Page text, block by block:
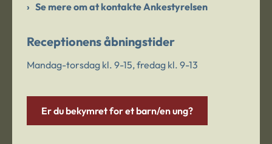
Se mere om at kontakte Ankestyrelsen
Receptionens åbningstider
Mandag-torsdag kl. 9-15, fredag kl. 9-13
Er du bekymret for et barn/en ung?